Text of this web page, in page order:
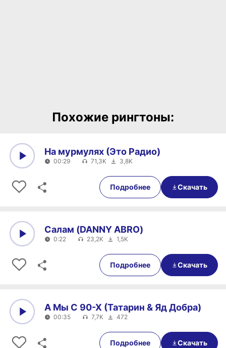
Похожие рингтоны:
00:29
На мурмулях (Это Радио)
00:29 71,3K 3,8K
Подробнее Скачать
0:22
Салам (DANNY ABRO)
0:22 23,2K 1,5K
Подробнее Скачать
00:35
А Мы С 90-Х (Татарин & Яд Добра)
00:35 7,7K 472
Подробнее Скачать